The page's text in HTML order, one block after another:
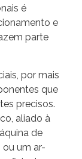
é
e
parte
por mais
que
precisos.
aliado à
de
um ar-